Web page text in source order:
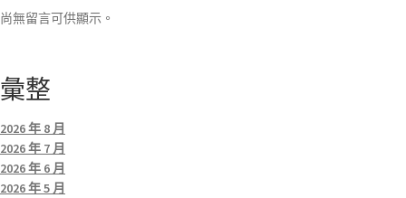
尚無留言可供顯示。
彙整
2026 年 8 月
2026 年 7 月
2026 年 6 月
2026 年 5 月